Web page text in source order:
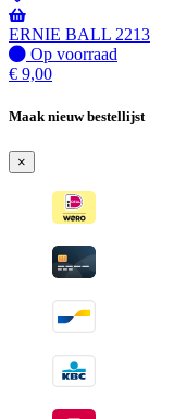
ERNIE BALL 2213
Op
voorraad
Op voorraad
€ 9,00
Maak nieuw bestellijst
×